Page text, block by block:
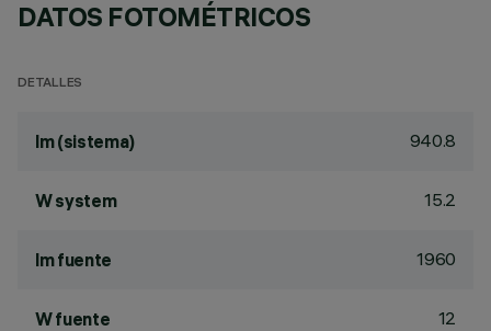
DATOS FOTOMÉTRICOS
DETALLES
lm (sistema) 940.8
W system 15.2
lm fuente 1960
W fuente 12